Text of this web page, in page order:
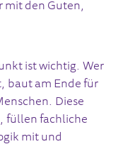
mit den Guten,
ist wichtig. Wer
baut am Ende für
Diese
füllen fachliche
mit und